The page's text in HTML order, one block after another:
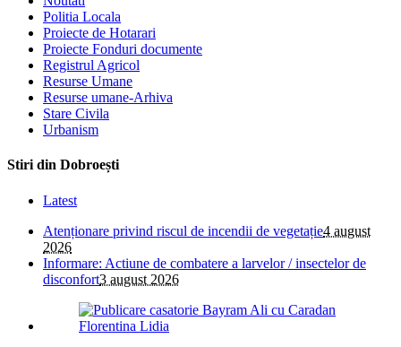
Politia Locala
Proiecte de Hotarari
Proiecte Fonduri documente
Registrul Agricol
Resurse Umane
Resurse umane-Arhiva
Stare Civila
Urbanism
Stiri din Dobroești
Latest
Atenționare privind riscul de incendii de vegetație4 august
2026
Informare: Actiune de combatere a larvelor / insectelor de
disconfort3 august 2026